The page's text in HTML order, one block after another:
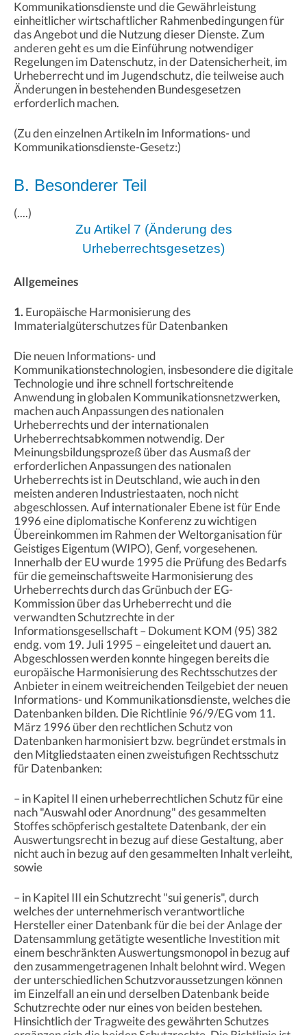
Kommunikationsdienste und die Gewährleistung
einheitlicher wirtschaftlicher Rahmenbedingungen für
das Angebot und die Nutzung dieser Dienste. Zum
anderen geht es um die Einführung notwendiger
Regelungen im Datenschutz, in der Datensicherheit, im
Urheberrecht und im Jugendschutz, die teilweise auch
Änderungen in bestehenden Bundesgesetzen
erforderlich machen.
(Zu den einzelnen Artikeln im Informations- und
Kommunikationsdienste-Gesetz:)
B. Besonderer Teil
(....)
Zu Artikel 7 (Änderung des
Urheberrechtsgesetzes)
Allgemeines
1. Europäische Harmonisierung des
Immaterialgüterschutzes für Datenbanken
Die neuen Informations- und
Kommunikationstechnologien, insbesondere die digitale
Technologie und ihre schnell fortschreitende
Anwendung in globalen Kommunikationsnetzwerken,
machen auch Anpassungen des nationalen
Urheberrechts und der internationalen
Urheberrechtsabkommen notwendig. Der
Meinungsbildungsprozeß über das Ausmaß der
erforderlichen Anpassungen des nationalen
Urheberrechts ist in Deutschland, wie auch in den
meisten anderen Industriestaaten, noch nicht
abgeschlossen. Auf internationaler Ebene ist für Ende
1996 eine diplomatische Konferenz zu wichtigen
Übereinkommen im Rahmen der Weltorganisation für
Geistiges Eigentum (WIPO), Genf, vorgesehenen.
Innerhalb der EU wurde 1995 die Prüfung des Bedarfs
für die gemeinschaftsweite Harmonisierung des
Urheberrechts durch das Grünbuch der EG-
Kommission über das Urheberrecht und die
verwandten Schutzrechte in der
Informationsgesellschaft – Dokument KOM (95) 382
endg. vom 19. Juli 1995 – eingeleitet und dauert an.
Abgeschlossen werden konnte hingegen bereits die
europäische Harmonisierung des Rechtsschutzes der
Anbieter in einem weitreichenden Teilgebiet der neuen
Informations- und Kommunikationsdienste, welches die
Datenbanken bilden. Die Richtlinie 96/9/EG vom 11.
März 1996 über den rechtlichen Schutz von
Datenbanken harmonisiert bzw. begründet erstmals in
den Mitgliedstaaten einen zweistufigen Rechtsschutz
für Datenbanken:
– in Kapitel II einen urheberrechtlichen Schutz für eine
nach "Auswahl oder Anordnung" des gesammelten
Stoffes schöpferisch gestaltete Datenbank, der ein
Auswertungsrecht in bezug auf diese Gestaltung, aber
nicht auch in bezug auf den gesammelten Inhalt verleiht,
sowie
– in Kapitel III ein Schutzrecht "sui generis", durch
welches der unternehmerisch verantwortliche
Hersteller einer Datenbank für die bei der Anlage der
Datensammlung getätigte wesentliche Investition mit
einem beschränkten Auswertungsmonopol in bezug auf
den zusammengetragenen Inhalt belohnt wird. Wegen
der unterschiedlichen Schutzvoraussetzungen können
im Einzelfall an ein und derselben Datenbank beide
Schutzrechte oder nur eines von beiden bestehen.
Hinsichtlich der Tragweite des gewährten Schutzes